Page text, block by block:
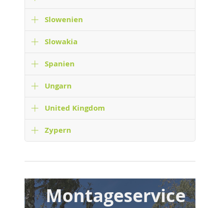
Slowenien
Slowakia
Spanien
Ungarn
United Kingdom
Zypern
Montageservice